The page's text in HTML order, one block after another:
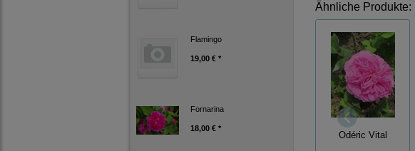
Flamingo
19,00 € *
Fornarina
18,00 € *
Ähnliche Produkte:
Odéric Vital